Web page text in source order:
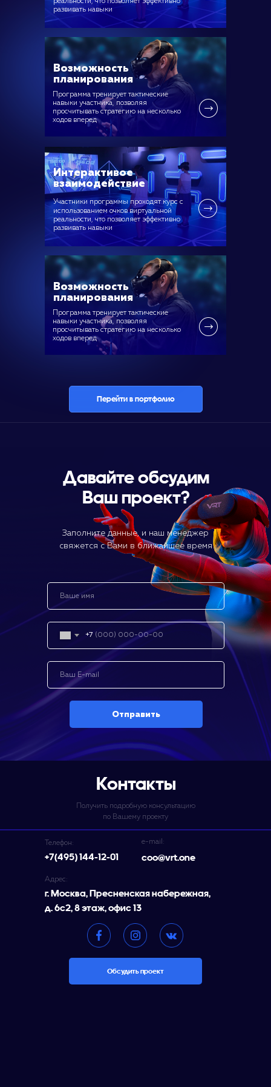
Перейти в портфолио
развивать навыки
Программа тренирует тактические
навыки участника, позволяя
просчитывать стратегию на несколько
ходов вперед
Возможность
планирования
Интерактивое
взаимодействие
Участники программы проходят курс с
использованием очковвиртуальной
реальности, что позволяет эффективно
развивать навыки
Программа тренирует тактические
навыки участника, позволяя
просчитывать стратегию на несколько
ходов вперед
Возможность
планирования
Давайте обсудим
Ваш проект?
Заполните данные, и наш менеджер
свяжется с Вами в ближайшее время
+7
Отправить
Контакты
Получить подробную консультацию
по Вашему проекту
Обсудить проект
Телефон: e-mail:
Адрес:
+7(495) 144-12-01
г. Москва, Пресненская набережная,
д. 6с2, 8 этаж, офис 13
coo@vrt.one